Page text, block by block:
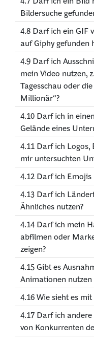
Bildersuche
4.8 Darf ich ein GIF
auf Giphy gefunden
4.9 Darf ich
mein Video nutzen,
Tagesschau oder
Millionär“?
4.10 Darf ich in
Gelände eines
4.11 Darf ich
mir untersuchten
4.12 Darf ich Emojis
4.13 Darf ich
Ähnliches nutzen?
4.14 Darf ich mein
abfilmen oder
zeigen?
4.15 Gibt es
Animationen nutzen
4.16 Wie sieht es
4.17 Darf ich andere
von Konkurrenten